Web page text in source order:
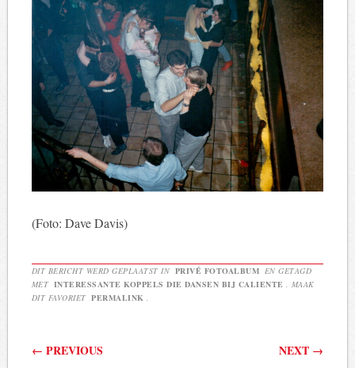
(Foto: Dave Davis)
DIT BERICHT WERD GEPLAATST IN PRIVÉ FOTOALBUM EN GETAGD
MET INTERESSANTE KOPPELS DIE DANSEN BIJ CALIENTE . MAAK
DIT FAVORIET PERMALINK .
Berichtnavigatie
← PREVIOUS NEXT →